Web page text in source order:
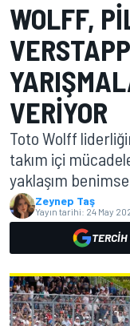
WOLFF,
VERIYOR
Toto Wolff
takım içi
yaklaşım
Zeynep Taş
Yayın tarihi: 24 May